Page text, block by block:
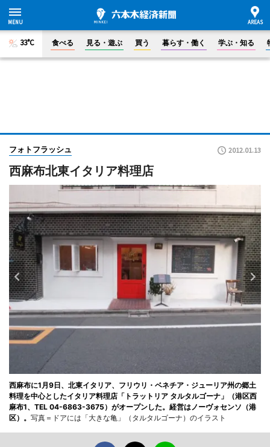
33°C 食べる 見る・遊ぶ 買う 暮らす・働く 学ぶ・知る
フォトフラッシュ 2012.01.13
西麻布北東イタリア料理店
西麻布に1月9日、北東イタリア、フリウリ・ベネチア・ジューリア州の郷土
料理を中心としたイタリア料理店「トラットリア タルタルゴーナ」（港区西
麻布1、TEL 04-6863-3675）がオープンした。経営はノーヴォセンソ（港
区）。 写真＝ドアには「大きな亀」（タルタルゴーナ）のイラスト